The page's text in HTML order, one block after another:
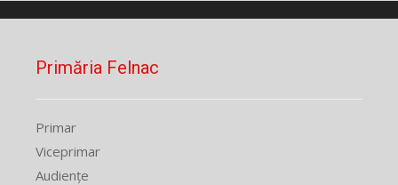
Primăria Felnac
Primar
Viceprimar
Audiențe